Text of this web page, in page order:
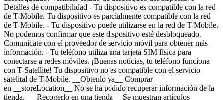
Detalles de compatibilidad - Tu dispositivo es compatible con la red
de T-Mobile. Tu dispositivo es parcialmente compatible con la red
de T-Mobile. - Tu dispositivo puede utilizarse en la red de T-Mobile.
No podemos confirmar que este dispositivo esté desbloqueado.
Comunícate con el proveedor de servicio móvil para obtener más
información. - Tu teléfono utiliza una tarjeta SIM física para
conectarse a redes móviles. ¡Buenas noticias, tu teléfono funciona
con T-Satellite! Tu dispositivo no es compatible con el servicio
satelital de T-Mobile. __Obtenlo ya__ Comprar
en __storeLocation__ No se ha podido recuperar información de la
tienda. __Recogerlo en una tienda__ Se muestran artículos